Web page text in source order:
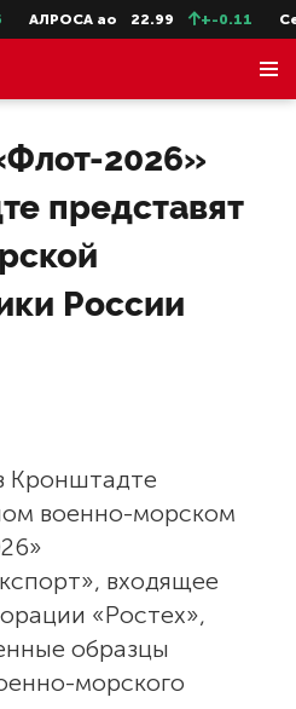
АЛРОСА ао 22.99 +-0.11
2026»
представят
России
Кронштадте
военно-морском
входящее
«Ростех»,
образцы
морского